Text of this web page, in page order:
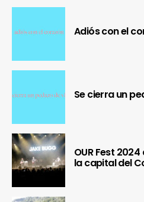
Adiós con el
Se cierra un
OUR Fest
la capital del